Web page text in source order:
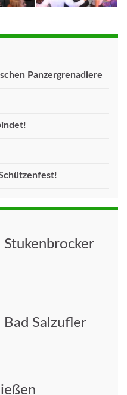
Panzergrenadiere
Stukenbrocker
Bad Salzufler